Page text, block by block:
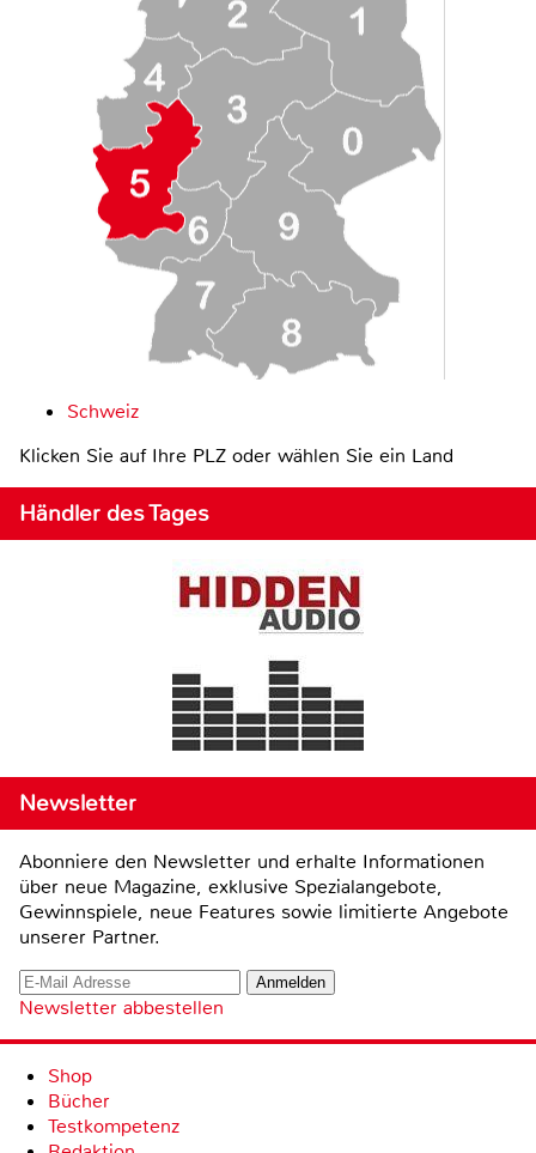
Schweiz
Klicken Sie auf Ihre PLZ oder wählen Sie ein Land
Händler des Tages
Newsletter
Abonniere den Newsletter und erhalte Informationen
über neue Magazine, exklusive Spezialangebote,
Gewinnspiele, neue Features sowie limitierte Angebote
unserer Partner.
Newsletter abbestellen
Shop
Bücher
Testkompetenz